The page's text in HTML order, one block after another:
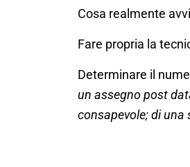
Cosa realmente
Fare propria la
Determinare il
un assegno post
consapevole; di una